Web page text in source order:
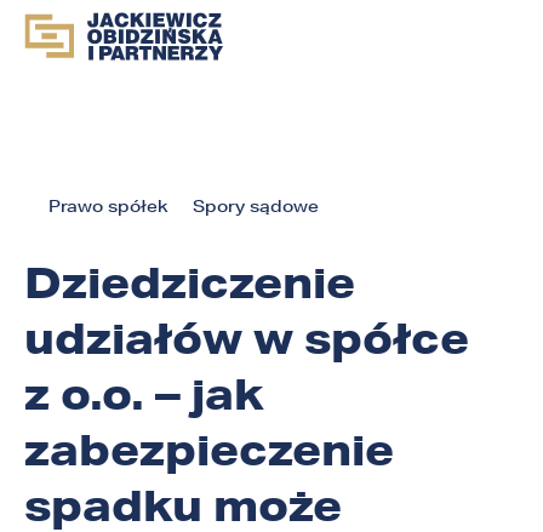
Prawo spółek Spory sądowe
Dziedziczenie
udziałów w spółce
z o.o. – jak
zabezpieczenie
spadku może